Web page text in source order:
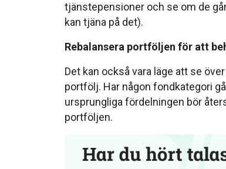
tjänstepensioner och se om de
kan tjäna på det).
Rebalansera portföljen för att
Det kan också vara läge att se
portfölj. Har någon fondkategori
ursprungliga fördelningen bör
portföljen.